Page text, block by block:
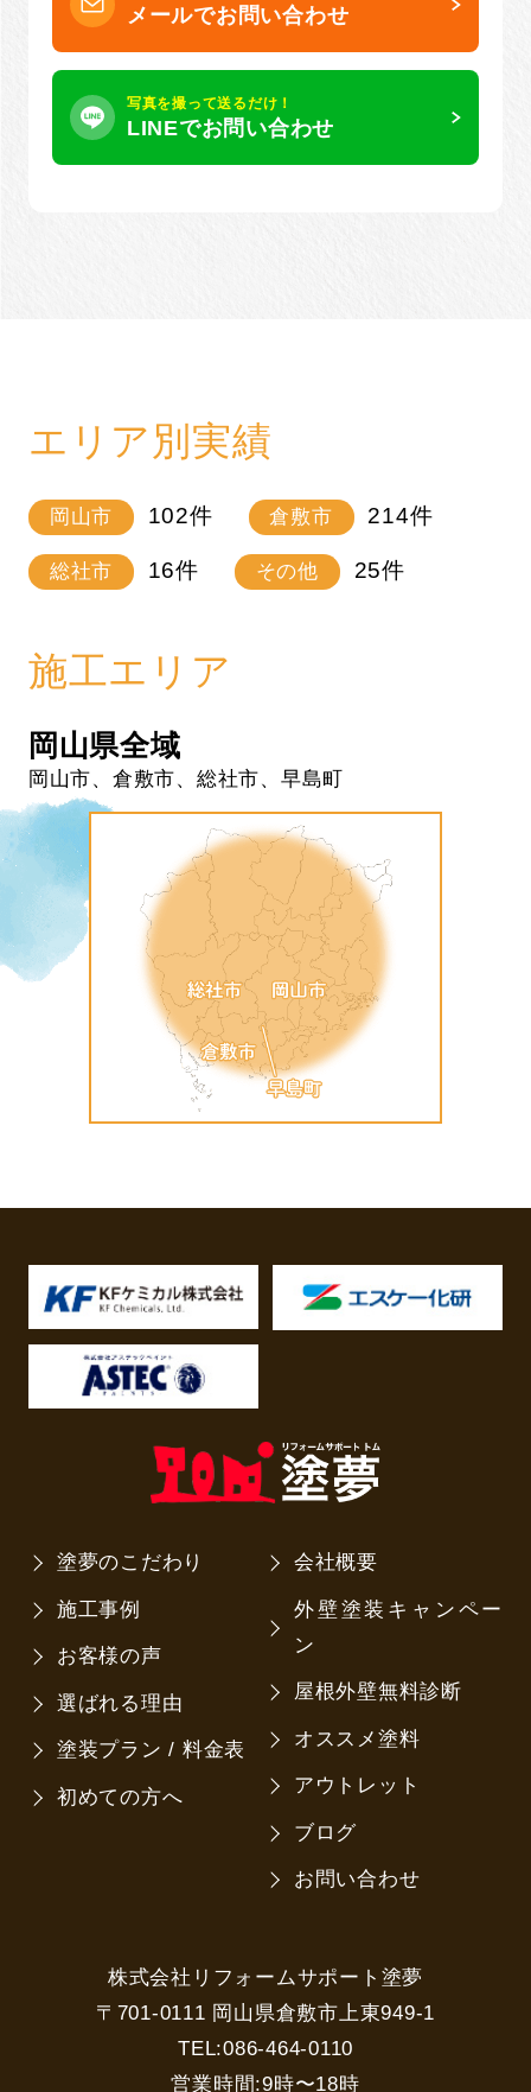
メールでお問い合わせ
写真を撮って送るだけ！
LINEでお問い合わせ
エリア別実績
岡山市 102件 倉敷市 214件
総社市 16件 その他 25件
施工エリア
岡山県全域
岡山市、倉敷市、総社市、早島町
塗夢のこだわり
施工事例
お客様の声
選ばれる理由
塗装プラン / 料金表
初めての方へ
会社概要
外壁塗装キャンペー
ン
屋根外壁無料診断
オススメ塗料
アウトレット
ブログ
お問い合わせ
株式会社リフォームサポート塗夢
〒701-0111 岡山県倉敷市上東949-1
TEL:086-464-0110
営業時間:9時〜18時